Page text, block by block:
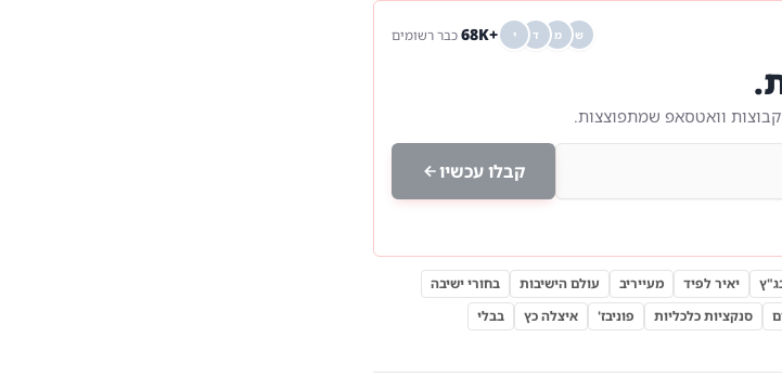
ש מ ד י +68K כבר רשומים
וואטסאפ שמתפוצצות.
קבלו עכשיו
יאיר לפיד מעייריב עולם הישיבות
בחורי ישיבה
סנקציות כלכליות פוניבז' איצלה כץ
בבלי